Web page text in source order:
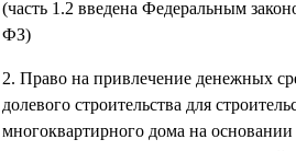
(часть 1.2 введена Федеральным
ФЗ)
2. Право на привлечение денежных
долевого строительства для
многоквартирного дома на основании